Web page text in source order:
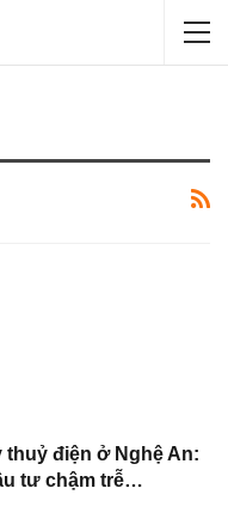
thuỷ điện ở Nghệ An:
tư chậm trễ…